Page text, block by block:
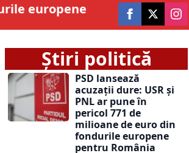
europene
Știri politică
PSD lansează
acuzații dure: USR și
PNL ar pune în
pericol 771 de
milioane de euro din
fondurile europene
pentru România